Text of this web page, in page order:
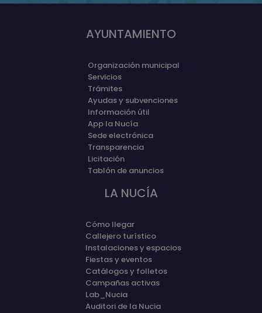
AYUNTAMIENTO
Organización municipal
Servicios
Trámites
Ayudas y subvenciones
Información útil
App la Nucía
Sede electrónica
Transparencia
Licitación
Tablón de anuncios
LA NUCÍA
Cómo llegar
Callejero turístico
Instalaciones y espacios
Fiestas y eventos
Catálogos y folletos
Campañas activas
Lab_Nucia
Auditori de la Nucia